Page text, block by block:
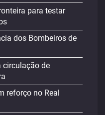
para testar
dos Bombeiros de
circulação de
reforço no Real